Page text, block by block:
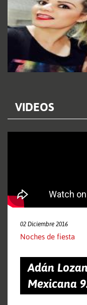
VIDEOS
02 Diciembre 2016
Noches de fiesta
Adán
Mexicana